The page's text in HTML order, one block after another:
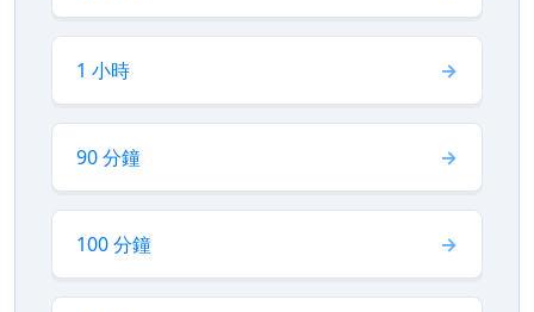
1 小時
90 分鐘
100 分鐘